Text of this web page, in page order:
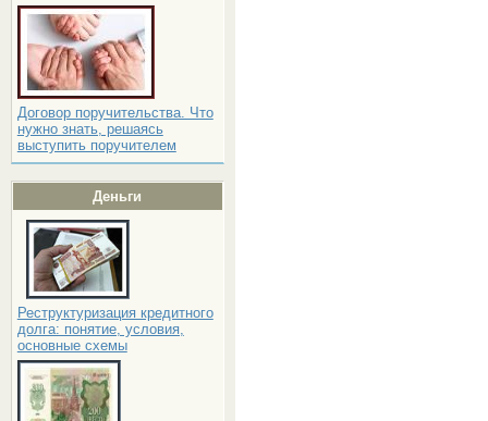
Договор поручительства. Что
нужно знать, решаясь
выступить поручителем
Деньги
Реструктуризация кредитного
долга: понятие, условия,
основные схемы